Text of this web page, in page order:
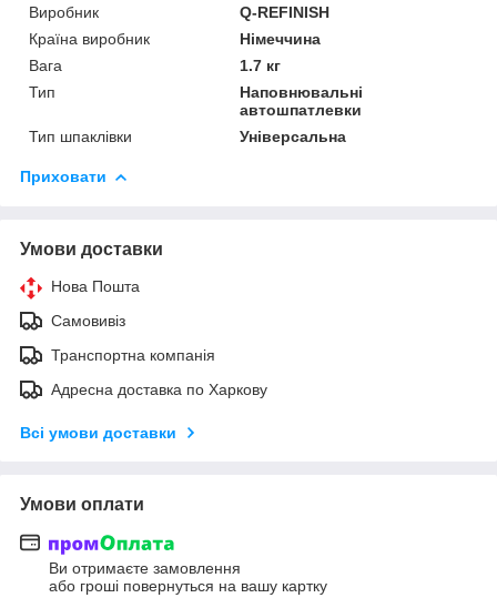
Виробник
Q-REFINISH
Країна виробник
Німеччина
Вага
1.7 кг
Тип
Наповнювальні
автошпатлевки
Тип шпаклівки
Універсальна
Приховати
Умови доставки
Нова Пошта
Самовивіз
Транспортна компанія
Адресна доставка по Харкову
Всі умови доставки
Умови оплати
Ви отримаєте замовлення
або гроші повернуться на вашу картку